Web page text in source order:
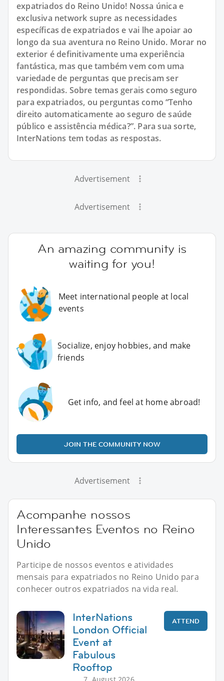
expatriados do Reino Unido! Nossa única e
exclusiva network supre as necessidades
específicas de expatriados e vai lhe apoiar ao
longo da sua aventura no Reino Unido. Morar no
exterior é definitivamente uma experiência
fantástica, mas que também vem com uma
variedade de perguntas que precisam ser
respondidas. Sobre temas gerais como seguro
para expatriados, ou perguntas como “Tenho
direito automaticamente ao seguro de saúde
público e assistência médica?”. Para sua sorte,
InterNations tem todas as respostas.
Advertisement
Advertisement
An amazing community is
waiting for you!
Meet international people at local
events
Socialize, enjoy hobbies, and make
friends
Get info, and feel at home abroad!
JOIN THE COMMUNITY NOW
Advertisement
Acompanhe nossos
Interessantes Eventos no Reino
Unido
Participe de nossos eventos e atividades
mensais para expatriados no Reino Unido para
conhecer outros expatriados na vida real.
InterNations
London Official
Event at
Fabulous
Rooftop
ATTEND